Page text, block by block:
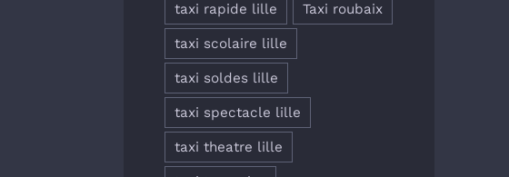
taxi rapide lille Taxi roubaix
taxi scolaire lille
taxi soldes lille
taxi spectacle lille
taxi theatre lille